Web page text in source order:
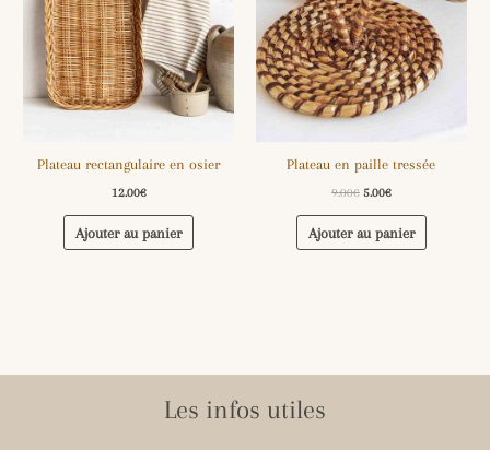
Plateau rectangulaire en osier
12.00€
Ajouter au panier
Plateau en paille tressée
9.00€ 5.00€
Ajouter au panier
Les infos utiles